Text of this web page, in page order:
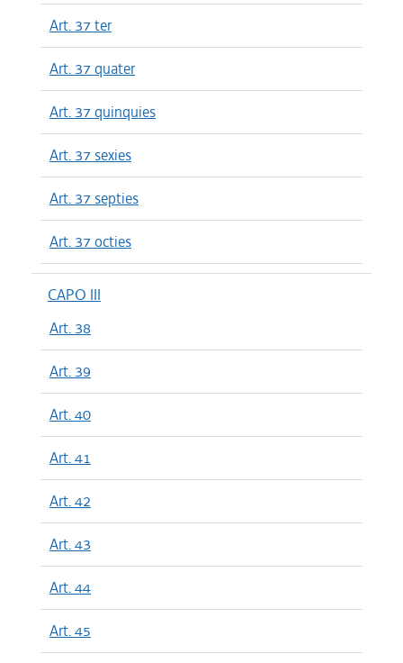
Art. 37 ter
Art. 37 quater
Art. 37 quinquies
Art. 37 sexies
Art. 37 septies
Art. 37 octies
CAPO III
Art. 38
Art. 39
Art. 40
Art. 41
Art. 42
Art. 43
Art. 44
Art. 45